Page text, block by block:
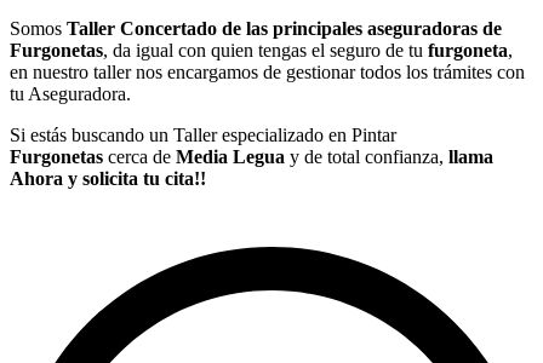
Somos Taller Concertado de las principales aseguradoras de
Furgonetas, da igual con quien tengas el seguro de tu furgoneta,
en nuestro taller nos encargamos de gestionar todos los trámites con
tu Aseguradora.
Si estás buscando un Taller especializado en Pintar
Furgonetas cerca de Media Legua y de total confianza, llama
Ahora y solicita tu cita!!